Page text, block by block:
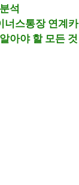
석
너스통장 연계
아야 할 모든 것